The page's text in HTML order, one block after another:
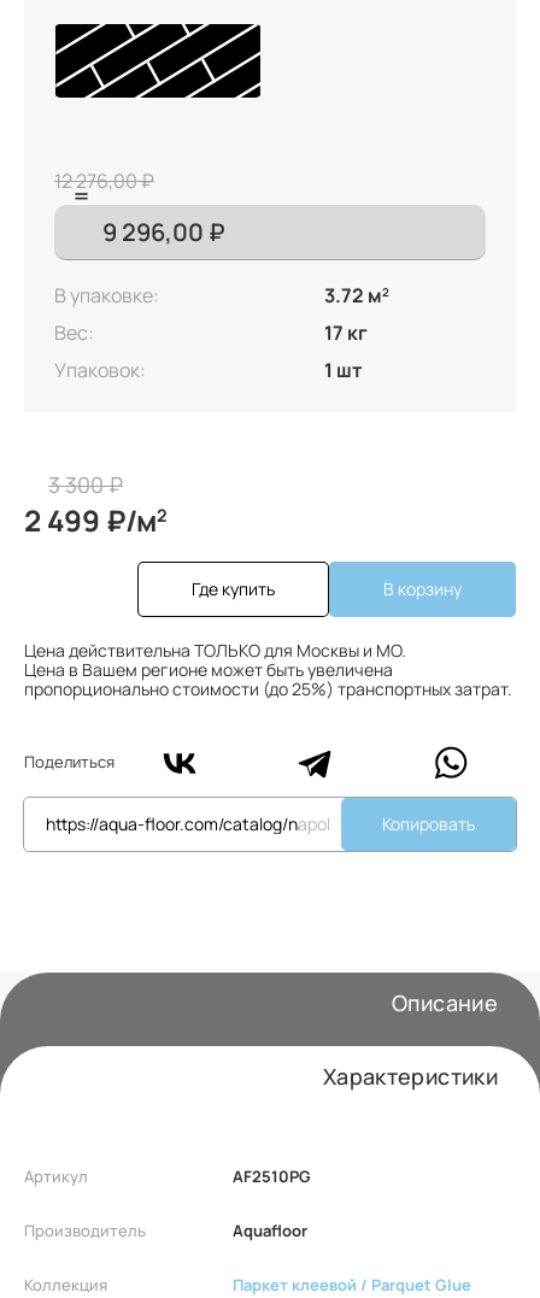
12 276,00 ₽
В упаковке: 3.72 м2
Вес:
17 кг
Упаковок:
1 шт
3 300 ₽
2 499 ₽/м2
Где купить В корзину
Цена действительна ТОЛЬКО для Москвы и МО.
Цена в Вашем регионе может быть увеличена
пропорционально стоимости (до 25%) транспортных затрат.
Поделиться
Копировать
Характеристики
Описание
Артикул AF2510PG
Производитель Aquafloor
Коллекция Паркет клеевой / Parquet Glue